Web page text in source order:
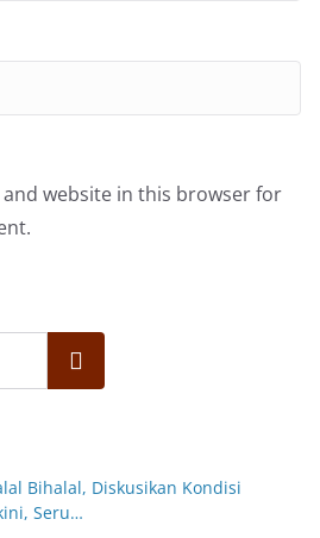
and website in this browser for
Search
Bihalal, Diskusikan Kondisi
Seru…